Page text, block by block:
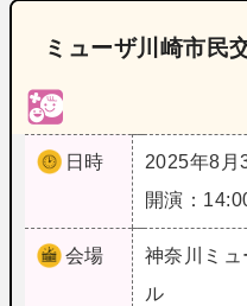
ミューザ川崎市民
日時
2025年8月
開演：
会場 神奈川
ミ
ル